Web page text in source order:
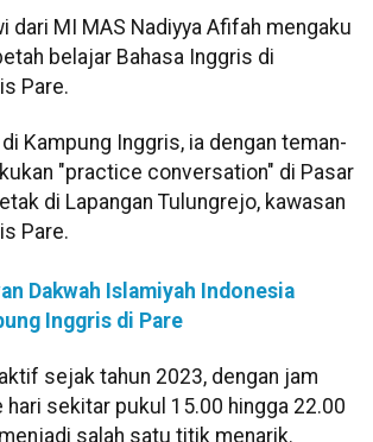
dari MI MAS Nadiyya Afifah mengaku
belajar Bahasa Inggris di
Pare.
Kampung Inggris, ia dengan teman-
"practice conversation" di Pasar
di Lapangan Tulungrejo, kawasan
Pare.
Dakwah Islamiyah Indonesia
Inggris di Pare
sejak tahun 2023, dengan jam
hari sekitar pukul 15.00 hingga 22.00
salah satu titik menarik.